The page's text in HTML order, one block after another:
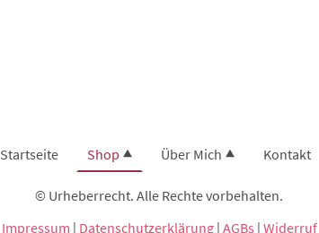
Startseite Shop Über Mich Kontakt
© Urheberrecht. Alle Rechte vorbehalten.
Impressum | Datenschutzerklärung| AGBs | Widerruf